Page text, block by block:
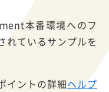
本番環境へのフ
れているサンプルを
イントの詳細ヘルプ